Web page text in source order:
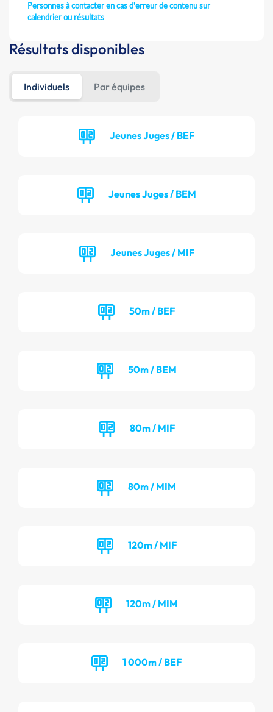
Personnes à contacter en cas d'erreur de contenu sur
calendrier ou résultats
Résultats disponibles
Individuels Par équipes
Jeunes Juges / BEF
Jeunes Juges / BEM
Jeunes Juges / MIF
50m / BEF
50m / BEM
80m / MIF
80m / MIM
120m / MIF
120m / MIM
1 000m / BEF